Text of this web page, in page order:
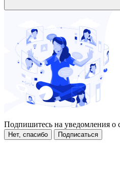
Подпишитесь на уведомления о
Нет, спасибо Подписаться